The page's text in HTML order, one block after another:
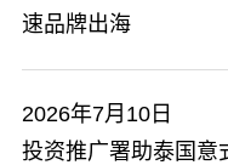
速品牌出海
2026年7月10日
投资推广署助泰国意